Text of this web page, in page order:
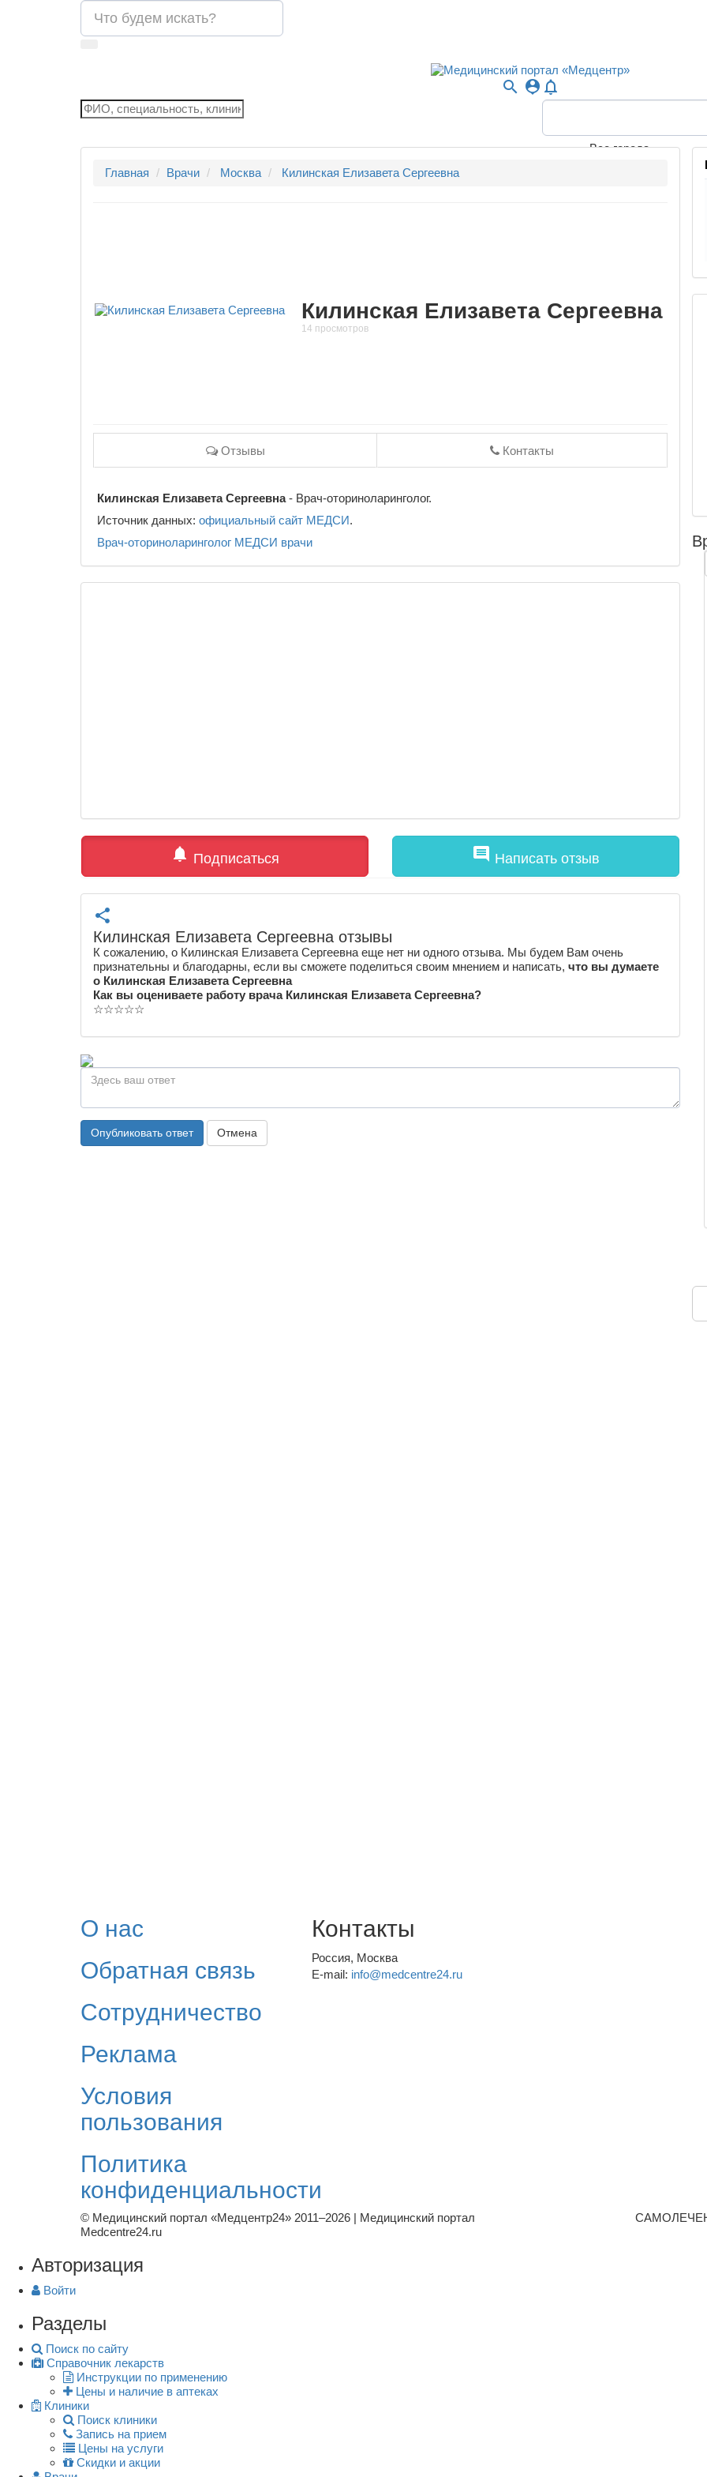
search person_pin notifications_none
Все города
Главная
Врачи Москва Килинская Елизавета Сергеевна
Килинская Елизавета Сергеевна
14 просмотров
Отзывы Контакты
Килинская Елизавета Сергеевна- Врач-оториноларинголог.
Источник данных: официальный сайт МЕДСИ.
Врач-оториноларинголог МЕДСИ врачи
notifications Подписаться comment Написать отзыв
share
Килинская Елизавета Сергеевна отзывы
К сожалению, о Килинская Елизавета Сергеевна еще нет ни одного отзыва. Мы будем Вам очень
признательны и благодарны, если вы сможете поделиться своим мнением и написать, что вы думаете
о Килинская Елизавета Сергеевна
Как вы оцениваете работу врача Килинская Елизавета Сергеевна?
☆☆☆☆☆
Опубликовать ответ Отмена
О нас
Обратная связь
Сотрудничество
Реклама
Условия
пользования
Политика
конфиденциальности
Контакты
Россия, Москва
E-mail: info@medcentre24.ru
© Медицинский портал «Медцентр24» 2011–2026 | Медицинский портал
Medcentre24.ru
Авторизация
Войти
Разделы
Поиск по сайту
Справочник лекарств
Инструкции по применению
Цены и наличие в аптеках
Клиники
Поиск клиники
Запись на прием
Цены на услуги
Скидки и акции